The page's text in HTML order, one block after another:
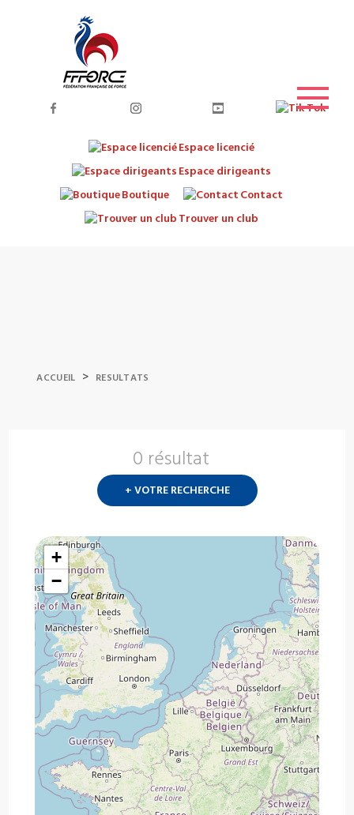
Espace licencié
Espace dirigeants
Boutique
Contact
Trouver un club
ACCUEIL > RESULTATS
0 résultat
+ VOTRE RECHERCHE
+
−